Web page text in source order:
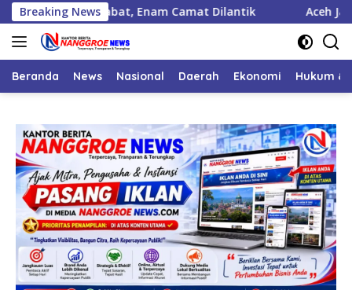
Langsung
ke
konten
Breaking News
Pejabat, Enam Camat Dilantik Aceh Jaya Peroleh
Beranda News Nasional Daerah Ekonomi Hukum &